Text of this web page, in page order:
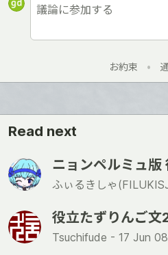
お約束 •
Read next
ニョンペルミュ版
ふぃるきしゃ
役立たずりんご文
Tsuchifude - 17 Jun